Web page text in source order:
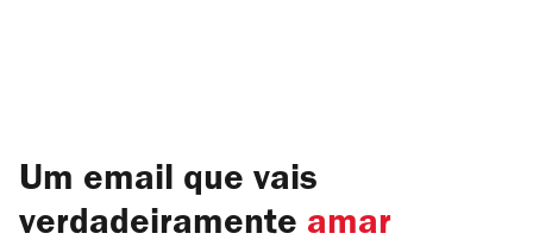
Um email que vais
verdadeiramente amar